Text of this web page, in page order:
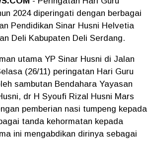
2024 diperingati dengan berbagai
Pendidikan Sinar Husni Helvetia
Deli Kabupaten Deli Serdang.
utama YP Sinar Husni di Jalan
(26/11) peringatan Hari Guru
sambutan Bendahara Yayasan
dr H Syoufi Rizal Husni Mars
pemberian nasi tumpeng kepada
tanda kehormatan kepada
ini mengabdikan dirinya sebagai